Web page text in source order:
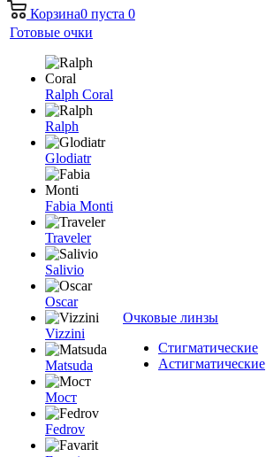
Корзина0 пуста 0
Готовые очки
Ralph Coral
Ralph
Glodiatr
Fabia Monti
Traveler
Salivio
Oscar
Vizzini
Matsuda
Мост
Fedrov
Очковые линзы
Стигматические
Астигматические